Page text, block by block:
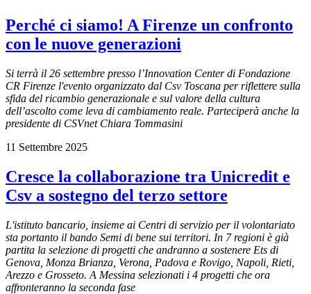
Perché ci siamo! A Firenze un confronto
con le nuove generazioni
Si terrà il 26 settembre presso l’Innovation Center di Fondazione
CR Firenze l'evento organizzato dal Csv Toscana per riflettere sulla
sfida del ricambio generazionale e sul valore della cultura
dell’ascolto come leva di cambiamento reale. Parteciperà anche la
presidente di CSVnet Chiara Tommasini
11 Settembre 2025
Cresce la collaborazione tra Unicredit e
Csv a sostegno del terzo settore
L'istituto bancario, insieme ai Centri di servizio per il volontariato
sta portanto il bando Semi di bene sui territori. In 7 regioni è già
partita la selezione di progetti che andranno a sostenere Ets di
Genova, Monza Brianza, Verona, Padova e Rovigo, Napoli, Rieti,
Arezzo e Grosseto. A Messina selezionati i 4 progetti che ora
affronteranno la seconda fase